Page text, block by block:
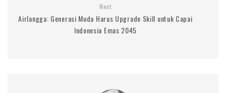
Next
Airlangga: Generasi Muda Harus Upgrade Skill untuk Capai
Indonesia Emas 2045